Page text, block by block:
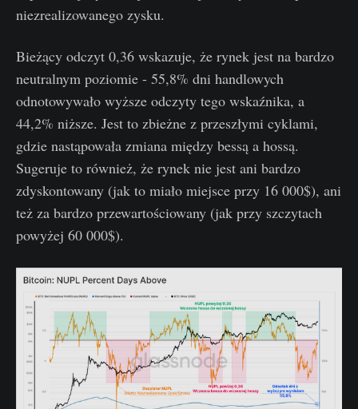
niezrealizowanego zysku.
Bieżący odczyt 0,36 wskazuje, że rynek jest na bardzo
neutralnym poziomie - 55,8% dni handlowych
odnotowywało wyższe odczyty tego wskaźnika, a
44,2% niższe. Jest to zbieżne z przeszłymi cyklami,
gdzie nastąpowała zmiana między bessą a hossą.
Sugeruje to również, że rynek nie jest ani bardzo
zdyskontowany (jak to miało miejsce przy 16 000$), ani
też za bardzo przewartościowany (jak przy szczytach
powyżej 60 000$).